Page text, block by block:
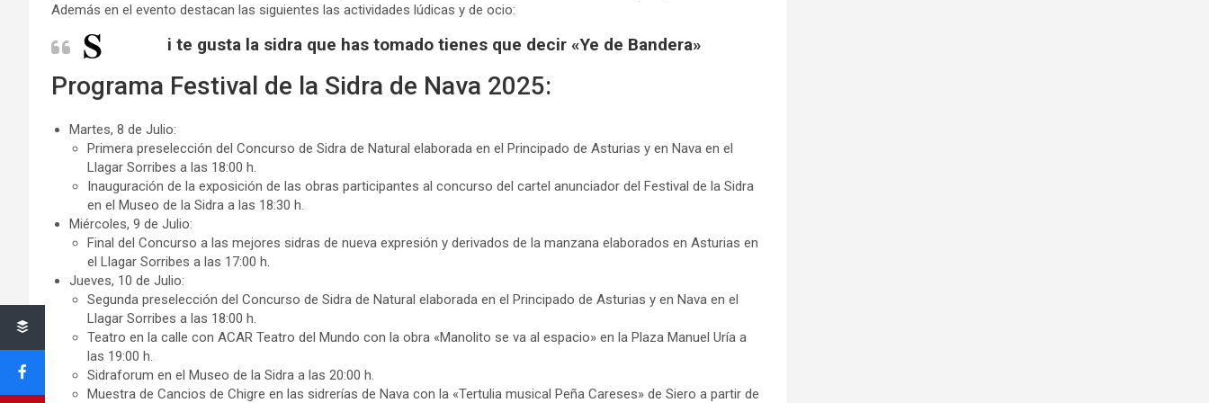
Además en el evento destacan las siguientes las actividades lúdicas y de ocio:
S i te gusta la sidra que has tomado tienes que decir «Ye de Bandera»
Programa Festival de la Sidra de Nava 2025:
Martes, 8 de Julio:
Primera preselección del Concurso de Sidra de Natural elaborada en el Principado de Asturias y en Nava en el
Llagar Sorribes a las 18:00 h.
Inauguración de la exposición de las obras participantes al concurso del cartel anunciador del Festival de la Sidra
en el Museo de la Sidra a las 18:30 h.
Miércoles, 9 de Julio:
Final del Concurso a las mejores sidras de nueva expresión y derivados de la manzana elaborados en Asturias en
el Llagar Sorribes a las 17:00 h.
Jueves, 10 de Julio:
Segunda preselección del Concurso de Sidra de Natural elaborada en el Principado de Asturias y en Nava en el
Llagar Sorribes a las 18:00 h.
Teatro en la calle con ACAR Teatro del Mundo con la obra «Manolito se va al espacio» en la Plaza Manuel Uría a
las 19:00 h.
Sidraforum en el Museo de la Sidra a las 20:00 h.
Muestra de Cancios de Chigre en las sidrerías de Nava con la «Tertulia musical Peña Careses» de Siero a partir de